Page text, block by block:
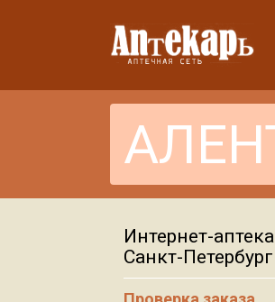
Интернет-аптека
Санкт-Петербург